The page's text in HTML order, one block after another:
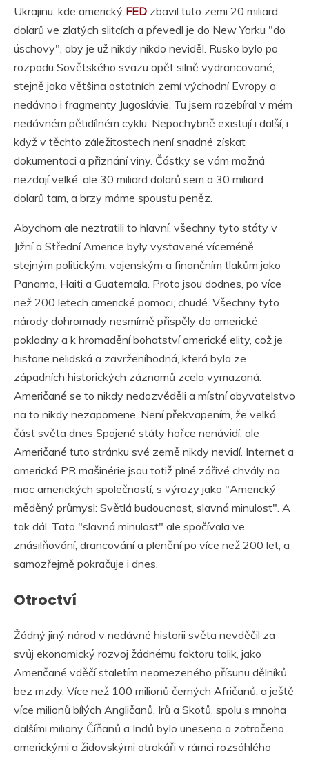
Ukrajinu, kde americký FED zbavil tuto zemi 20 miliard
dolarů ve zlatých slitcích a převedl je do New Yorku "do
úschovy", aby je už nikdy nikdo neviděl. Rusko bylo po
rozpadu Sovětského svazu opět silně vydrancované,
stejně jako většina ostatních zemí východní Evropy a
nedávno i fragmenty Jugoslávie. Tu jsem rozebíral v mém
nedávném pětidílném cyklu. Nepochybně existují i další, i
když v těchto záležitostech není snadné získat
dokumentaci a přiznání viny. Částky se vám možná
nezdají velké, ale 30 miliard dolarů sem a 30 miliard
dolarů tam, a brzy máme spoustu peněz.
Abychom ale neztratili to hlavní, všechny tyto státy v
Jižní a Střední Americe byly vystavené víceméně
stejným politickým, vojenským a finančním tlakům jako
Panama, Haiti a Guatemala. Proto jsou dodnes, po více
než 200 letech americké pomoci, chudé. Všechny tyto
národy dohromady nesmírně přispěly do americké
pokladny a k hromadění bohatství americké elity, což je
historie nelidská a zavrženíhodná, která byla ze
západních historických záznamů zcela vymazaná.
Američané se to nikdy nedozvěděli a místní obyvatelstvo
na to nikdy nezapomene. Není překvapením, že velká
část světa dnes Spojené státy hořce nenávidí, ale
Američané tuto stránku své země nikdy nevidí. Internet a
americká PR mašinérie jsou totiž plné zářivé chvály na
moc amerických společností, s výrazy jako "Americký
měděný průmysl: Světlá budoucnost, slavná minulost". A
tak dál. Tato "slavná minulost" ale spočívala ve
znásilňování, drancování a plenění po více než 200 let, a
samozřejmě pokračuje i dnes.
Otroctví
Žádný jiný národ v nedávné historii světa nevděčil za
svůj ekonomický rozvoj žádnému faktoru tolik, jako
Američané vděčí staletím neomezeného přísunu dělníků
bez mzdy. Více než 100 milionů černých Afričanů, a ještě
více milionů bílých Angličanů, Irů a Skotů, spolu s mnoha
dalšími miliony Číňanů a Indů bylo uneseno a zotročeno
americkými a židovskými otrokáři v rámci rozsáhlého